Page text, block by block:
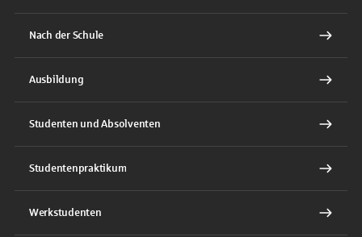
Nach der Schule
Ausbildung
Studenten und Absolventen
Studentenpraktikum
Werkstudenten